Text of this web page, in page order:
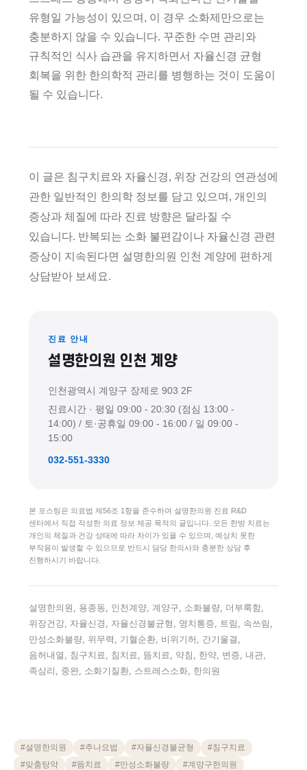
유형일 가능성이 있으며, 이 경우 소화제만으로는
충분하지 않을 수 있습니다. 꾸준한 수면 관리와
규칙적인 식사 습관을 유지하면서 자율신경 균형
회복을 위한 한의학적 관리를 병행하는 것이 도움이
될 수 있습니다.
이 글은 침구치료와 자율신경, 위장 건강의 연관성에
관한 일반적인 한의학 정보를 담고 있으며, 개인의
증상과 체질에 따라 진료 방향은 달라질 수
있습니다. 반복되는 소화 불편감이나 자율신경 관련
증상이 지속된다면 설명한의원 인천 계양에 편하게
상담받아 보세요.
진료 안내
설명한의원 인천 계양
인천광역시 계양구 장제로 903 2F
진료시간 · 평일 09:00 - 20:30 (점심 13:00 -
14:00) / 토·공휴일 09:00 - 16:00 / 일 09:00 -
15:00
032-551-3330
본 포스팅은 의료법 제56조 1항을 준수하여 설명한의원 진료 R&D
센터에서 직접 작성한 의료 정보 제공 목적의 글입니다. 모든 한방 치료는
개인의 체질과 건강 상태에 따라 차이가 있을 수 있으며, 예상치 못한
부작용이 발생할 수 있으므로 반드시 담당 한의사와 충분한 상담 후
진행하시기 바랍니다.
설명한의원, 용종동, 인천계양, 계양구, 소화불량, 더부룩함,
위장건강, 자율신경, 자율신경불균형, 명치통증, 트림, 속쓰림,
만성소화불량, 위무력, 기혈순환, 비위기허, 간기울결,
음허내열, 침구치료, 침치료, 뜸치료, 약침, 한약, 변증, 내관,
족삼리, 중완, 소화기질환, 스트레스소화, 한의원
#설명한의원 #추나요법 #자율신경불균형 #침구치료
#맞춤탕약 #뜸치료 #만성소화불량 #계양구한의원